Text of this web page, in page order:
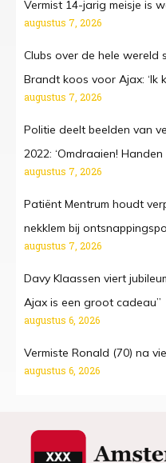
Vermist 14-jarig meisje is
augustus 7, 2026
Clubs over de hele wereld
Brandt koos voor Ajax: ‘Ik
augustus 7, 2026
Politie deelt beelden van
2022: ‘Omdraaien!
augustus 7, 2026
Patiënt Mentrum houdt
nekklem bij
augustus 7, 2026
Davy Klaassen viert
Ajax is een groot cadeau”
augustus 6, 2026
Vermiste Ronald (70) na
augustus 6, 2026